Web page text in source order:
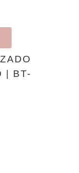
| BT-